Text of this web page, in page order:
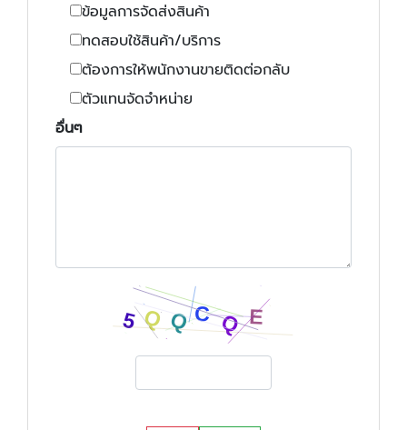
ข้อมูลการจัดส่งสินค้า
ทดสอบใช้สินค้า/บริการ
ต้องการให้พนักงานขายติดต่อกลับ
ตัวแทนจัดจำหน่าย
อื่นๆ